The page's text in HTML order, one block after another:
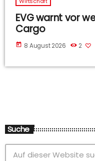
EVG warnt vor
Cargo
today 8 August 2026 2
Suche